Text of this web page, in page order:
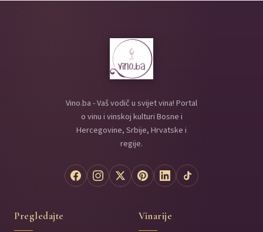
Vino.ba - Vaš vodič u svijet vina! Portal
o vinu i vinskoj kulturi Bosne i
Hercegovine, Srbije, Hrvatske i
regije.
Pregledajte Vinarije